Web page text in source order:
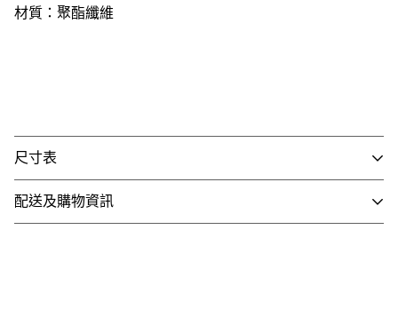
材質：聚酯纖維
尺寸表
商品尺寸：53cm X 33cm X 22cm
配送及購物資訊